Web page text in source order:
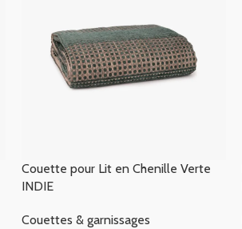
Couette pour Lit en Chenille Verte
INDIE
Couettes & garnissages